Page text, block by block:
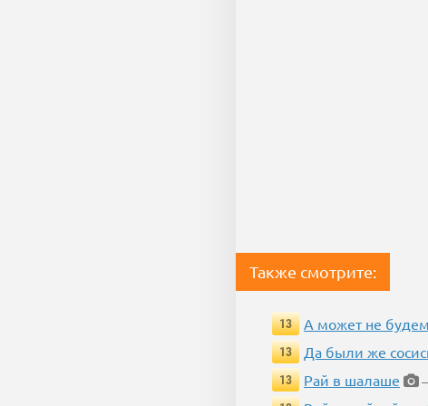
Также смотрите:
13 А может не будем
13
Да были же
13
Рай в шалаше